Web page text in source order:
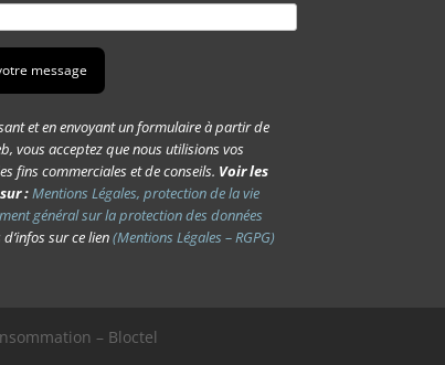
et en envoyant un formulaire à partir de
vous acceptez que nous utilisions vos
fins commerciales et de conseils. Voir les
:Mentions Légales, protection de la vie
général sur la protection des données
d’infos sur ce lien(Mentions Légales – RGPG)
– Bloctel